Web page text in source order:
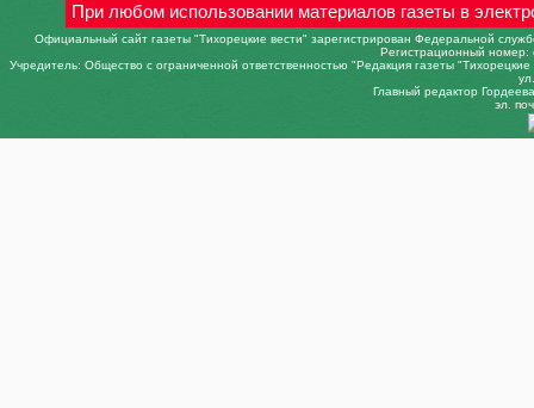
При любом использовании материалов газеты в
Официальный сайт газеты "Тихорецкие вести" зарегистрирован Федеральной
Регистрационный
Учредитель: Общество с ограниченной ответственностью "Редакция газеты
Главный редактор
эл.